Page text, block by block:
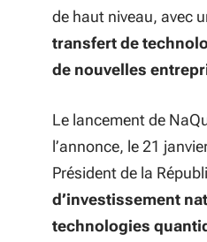
de haut niveau, avec
transfert de
de nouvelles
Le lancement de
l’annonce, le 21
Président de la
d’investissement
technologies